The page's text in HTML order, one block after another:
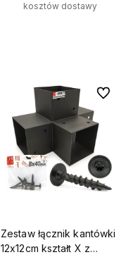
kosztów dostawy
Zestaw łącznik kantówki
12x12cm kształt X z
Do